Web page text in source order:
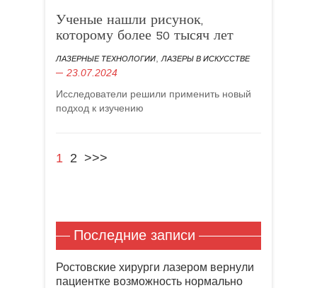
Ученые нашли рисунок,
которому более 50 тысяч лет
ЛАЗЕРНЫЕ ТЕХНОЛОГИИ ЛАЗЕРЫ В ИСКУССТВЕ
23.07.2024
Исследователи решили применить новый
подход к изучению
1 2 >>>
Последние записи
Ростовские хирурги лазером вернули
пациентке возможность нормально